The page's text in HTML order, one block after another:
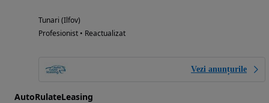
Tunari (Ilfov)
Profesionist • Reactualizat
Vezi anunțurile
AutoRulateLeasing